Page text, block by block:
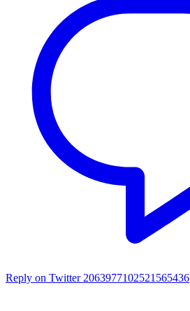
Reply on Twitter 2063977102521565436